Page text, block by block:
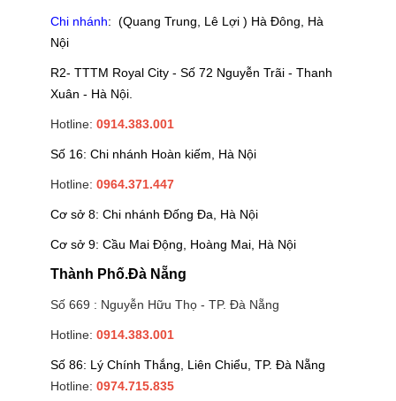
Chi nhánh: (Quang Trung, Lê Lợi ) Hà Đông, Hà
Nội
R2- TTTM Royal City - Số 72 Nguyễn Trãi - Thanh
Xuân - Hà Nội.
Hotline: 0914.383.001
Số 16: Chi nhánh Hoàn kiếm, Hà Nội
Hotline: 0964.371.447
Cơ sở 8: Chi nhánh Đống Đa, Hà Nội
Cơ sở 9: Cầu Mai Động, Hoàng Mai, Hà Nội
Thành Phố.Đà Nẵng
Số 669 : Nguyễn Hữu Thọ - TP. Đà Nẵng
Hotline: 0914.383.001
Số 86: Lý Chính Thắng, Liên Chiểu, TP. Đà Nẵng
Hotline: 0974.715.835